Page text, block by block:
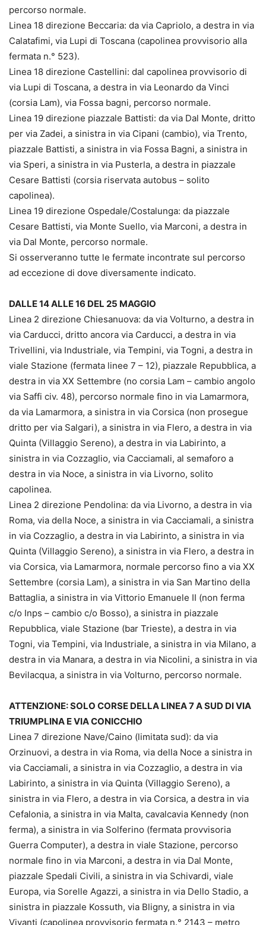
percorso normale.
Linea 18 direzione Beccaria: da via Capriolo, a destra in via
Calatafimi, via Lupi di Toscana (capolinea provvisorio alla
fermata n.° 523).
Linea 18 direzione Castellini: dal capolinea provvisorio di
via Lupi di Toscana, a destra in via Leonardo da Vinci
(corsia Lam), via Fossa bagni, percorso normale.
Linea 19 direzione piazzale Battisti: da via Dal Monte, dritto
per via Zadei, a sinistra in via Cipani (cambio), via Trento,
piazzale Battisti, a sinistra in via Fossa Bagni, a sinistra in
via Speri, a sinistra in via Pusterla, a destra in piazzale
Cesare Battisti (corsia riservata autobus – solito
capolinea).
Linea 19 direzione Ospedale/Costalunga: da piazzale
Cesare Battisti, via Monte Suello, via Marconi, a destra in
via Dal Monte, percorso normale.
Si osserveranno tutte le fermate incontrate sul percorso
ad eccezione di dove diversamente indicato.
DALLE 14 ALLE 16 DEL 25 MAGGIO
Linea 2 direzione Chiesanuova: da via Volturno, a destra in
via Carducci, dritto ancora via Carducci, a destra in via
Trivellini, via Industriale, via Tempini, via Togni, a destra in
viale Stazione (fermata linee 7 – 12), piazzale Repubblica, a
destra in via XX Settembre (no corsia Lam – cambio angolo
via Saffi civ. 48), percorso normale fino in via Lamarmora,
da via Lamarmora, a sinistra in via Corsica (non prosegue
dritto per via Salgari), a sinistra in via Flero, a destra in via
Quinta (Villaggio Sereno), a destra in via Labirinto, a
sinistra in via Cozzaglio, via Cacciamali, al semaforo a
destra in via Noce, a sinistra in via Livorno, solito
capolinea.
Linea 2 direzione Pendolina: da via Livorno, a destra in via
Roma, via della Noce, a sinistra in via Cacciamali, a sinistra
in via Cozzaglio, a destra in via Labirinto, a sinistra in via
Quinta (Villaggio Sereno), a sinistra in via Flero, a destra in
via Corsica, via Lamarmora, normale percorso fino a via XX
Settembre (corsia Lam), a sinistra in via San Martino della
Battaglia, a sinistra in via Vittorio Emanuele II (non ferma
c/o Inps – cambio c/o Bosso), a sinistra in piazzale
Repubblica, viale Stazione (bar Trieste), a destra in via
Togni, via Tempini, via Industriale, a sinistra in via Milano, a
destra in via Manara, a destra in via Nicolini, a sinistra in via
Bevilacqua, a sinistra in via Volturno, percorso normale.
ATTENZIONE: SOLO CORSE DELLA LINEA 7 A SUD DI VIA
TRIUMPLINA E VIA CONICCHIO
Linea 7 direzione Nave/Caino (limitata sud): da via
Orzinuovi, a destra in via Roma, via della Noce a sinistra in
via Cacciamali, a sinistra in via Cozzaglio, a destra in via
Labirinto, a sinistra in via Quinta (Villaggio Sereno), a
sinistra in via Flero, a destra in via Corsica, a destra in via
Cefalonia, a sinistra in via Malta, cavalcavia Kennedy (non
ferma), a sinistra in via Solferino (fermata provvisoria
Guerra Computer), a destra in viale Stazione, percorso
normale fino in via Marconi, a destra in via Dal Monte,
piazzale Spedali Civili, a sinistra in via Schivardi, viale
Europa, via Sorelle Agazzi, a sinistra in via Dello Stadio, a
sinistra in piazzale Kossuth, via Bligny, a sinistra in via
Vivanti (capolinea provvisorio fermata n.° 2143 – metro